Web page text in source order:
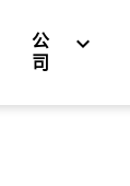
公
司